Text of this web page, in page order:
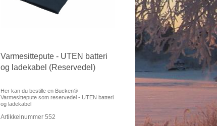
Varmesittepute - UTEN batteri
og ladekabel (Reservedel)
Her kan du bestille en Bucken®
Varmesittepute som reservedel - UTEN batteri
og ladekabel
Artikkelnummer 552